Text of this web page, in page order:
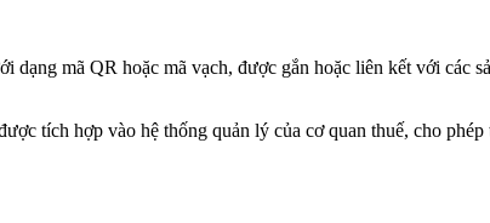
dạng mã QR hoặc mã vạch, được gắn hoặc liên kết với
tích hợp vào hệ thống quản lý của cơ quan thuế, cho